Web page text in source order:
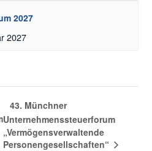
2027
2027
43. Münchner
Unternehmenssteuerforum
„Vermögensverwaltende
Personengesellschaften“